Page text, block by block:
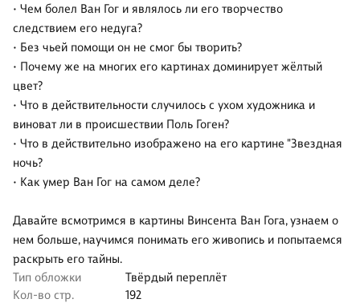
• Чем болел Ван Гог и являлось ли его творчество
следствием его недуга?
• Без чьей помощи он не смог бы творить?
• Почему же на многих его картинах доминирует жёлтый
цвет?
• Что в действительности случилось с ухом художника и
виноват ли в происшествии Поль Гоген?
• Что в действительно изображено на его картине "Звездная
ночь?
• Как умер Ван Гог на самом деле?
Давайте всмотримся в картины Винсента Ван Гога, узнаем о
нем больше, научимся понимать его живопись и попытаемся
раскрыть его тайны.
Тип обложки
Твёрдый переплёт
Кол-во стр.
192